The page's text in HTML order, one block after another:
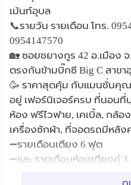
เม้นท์อุบล
📞รายวัน รายเดือน โทร.
0954147570
🏡 ซอยชยางกูร 42 อ.เมือง
ตรงกันข้ามบิ๊กซี Big C สาขา
🥳 ราคาสุดคุ้ม กับแมนชั่นคุณ
อยู่ เฟอร์นิเจอร์ครบ ที่นอน
ห้อง ฟรีไวฟาย, เคเบิ้ล, กล้
เครื่องซักผ้า, ที่จอดรถมีหลัง
➖รายเดือนเตียง 6 ฟุต
➖และ รายเดือนห้องเตียงคู่
ร่วมห้อง แชร์ค่าห้อง)